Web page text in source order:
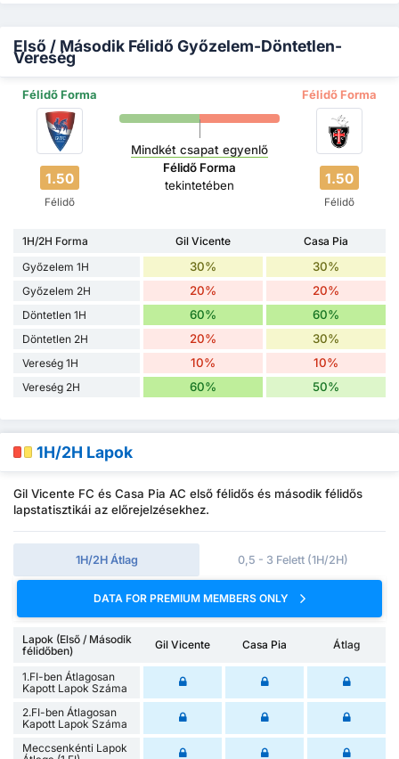
Első / Második Félidő Győzelem-Döntetlen-
Vereség
Félidő Forma Félidő Forma
1.50
Félidő
Mindkét csapat egyenlő
Félidő Forma
tekintetében
1.50
Félidő
1H/2H Forma Gil Vicente
Casa Pia
Győzelem 1H
30% 30%
Győzelem 2H 20% 20%
Döntetlen 1H 60% 60%
Döntetlen 2H 20% 30%
Vereség 1H 10% 10%
Vereség 2H 60% 50%
1H/2H Lapok
Gil Vicente FC és Casa Pia AC első félidős és második félidős
lapstatisztikái az előrejelzésekhez.
1H/2H Átlag 0,5 - 3 Felett (1H/2H)
DATA FOR PREMIUM MEMBERS ONLY
Lapok (Első / Második
félidőben)
Gil Vicente Casa Pia Átlag
1.FI-ben Átlagosan
Kapott Lapok Száma
2.FI-ben Átlagosan
Kapott Lapok Száma
Meccsenkénti Lapok